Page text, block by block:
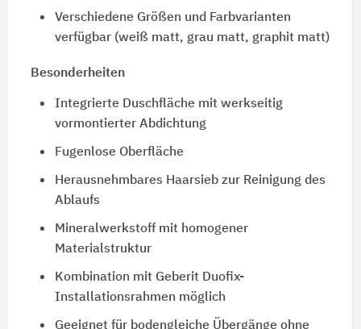
Verschiedene Größen und Farbvarianten
verfügbar (weiß matt, grau matt, graphit matt)
Besonderheiten
Integrierte Duschfläche mit werkseitig
vormontierter Abdichtung
Fugenlose Oberfläche
Herausnehmbares Haarsieb zur Reinigung des
Ablaufs
Mineralwerkstoff mit homogener
Materialstruktur
Kombination mit Geberit Duofix-
Installationsrahmen möglich
Geeignet für bodengleiche Übergänge ohne